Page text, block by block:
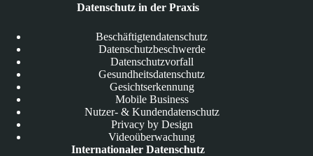
Datenschutz in der Praxis
Beschäftigtendatenschutz
Datenschutzbeschwerde
Datenschutzvorfall
Gesundheitsdatenschutz
Gesichtserkennung
Mobile Business
Nutzer- & Kundendatenschutz
Privacy by Design
Videoüberwachung
Internationaler Datenschutz